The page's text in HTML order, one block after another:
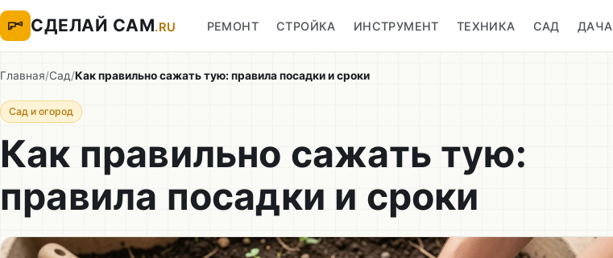
СДЕЛАЙ САМ.RU РЕМОНТ СТРОЙКА ИНСТРУМЕНТ ТЕХНИКА САД ДАЧА
Главная/Сад/Как правильно сажать тую: правила посадки и сроки
Сад и огород
Как правильно сажать тую:
правила посадки и сроки